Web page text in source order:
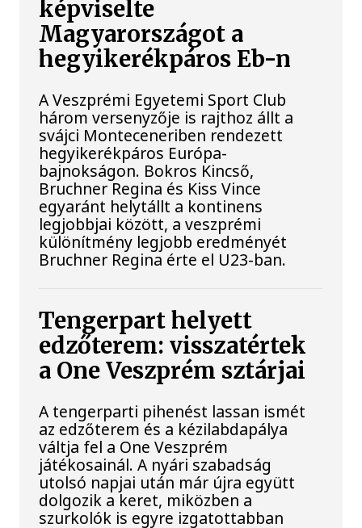
képviselte
Magyarországot a
hegyikerékpáros Eb-n
A Veszprémi Egyetemi Sport Club
három versenyzője is rajthoz állt a
svájci Monteceneriben rendezett
hegyikerékpáros Európa-
bajnokságon. Bokros Kincső,
Bruchner Regina és Kiss Vince
egyaránt helytállt a kontinens
legjobbjai között, a veszprémi
különítmény legjobb eredményét
Bruchner Regina érte el U23-ban.
Tengerpart helyett
edzőterem: visszatértek
a One Veszprém sztárjai
A tengerparti pihenést lassan ismét
az edzőterem és a kézilabdapálya
váltja fel a One Veszprém
játékosainál. A nyári szabadság
utolsó napjai után már újra együtt
dolgozik a keret, miközben a
szurkolók is egyre izgatottabban